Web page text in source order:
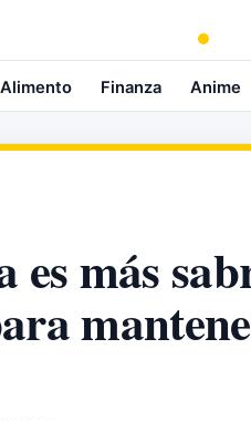
Alimento Finanza Anime
es más